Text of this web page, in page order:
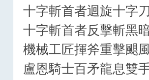
十字斬首者迴旋十字
十字斬首者反擊斬黑
機械工匠揮斧重擊颶
盧恩騎士百矛龍息雙